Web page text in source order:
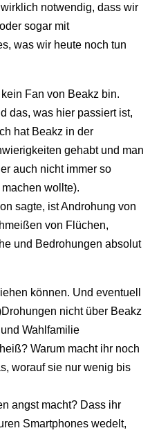
notwendig, dass wir
sogar mit
was wir heute noch tun
Fan von Beakz bin.
das, was hier passiert ist,
hat Beakz in der
gehabt und man
auch nicht immer so
wollte).
sagte, ist Androhung von
von Flüchen,
und Bedrohungen absolut
können. Und eventuell
nicht über Beakz
Wahlfamilie
Warum macht ihr noch
worauf sie nur wenig bis
angst macht? Dass ihr
Smartphones wedelt,